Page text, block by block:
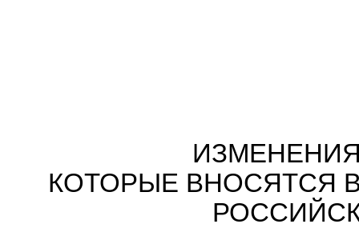
КОТОРЫЕ ВНОСЯТСЯ